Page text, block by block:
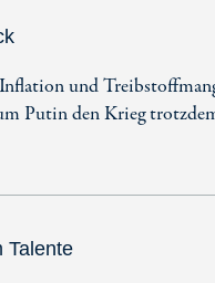
und
Putin den Krieg
Talente